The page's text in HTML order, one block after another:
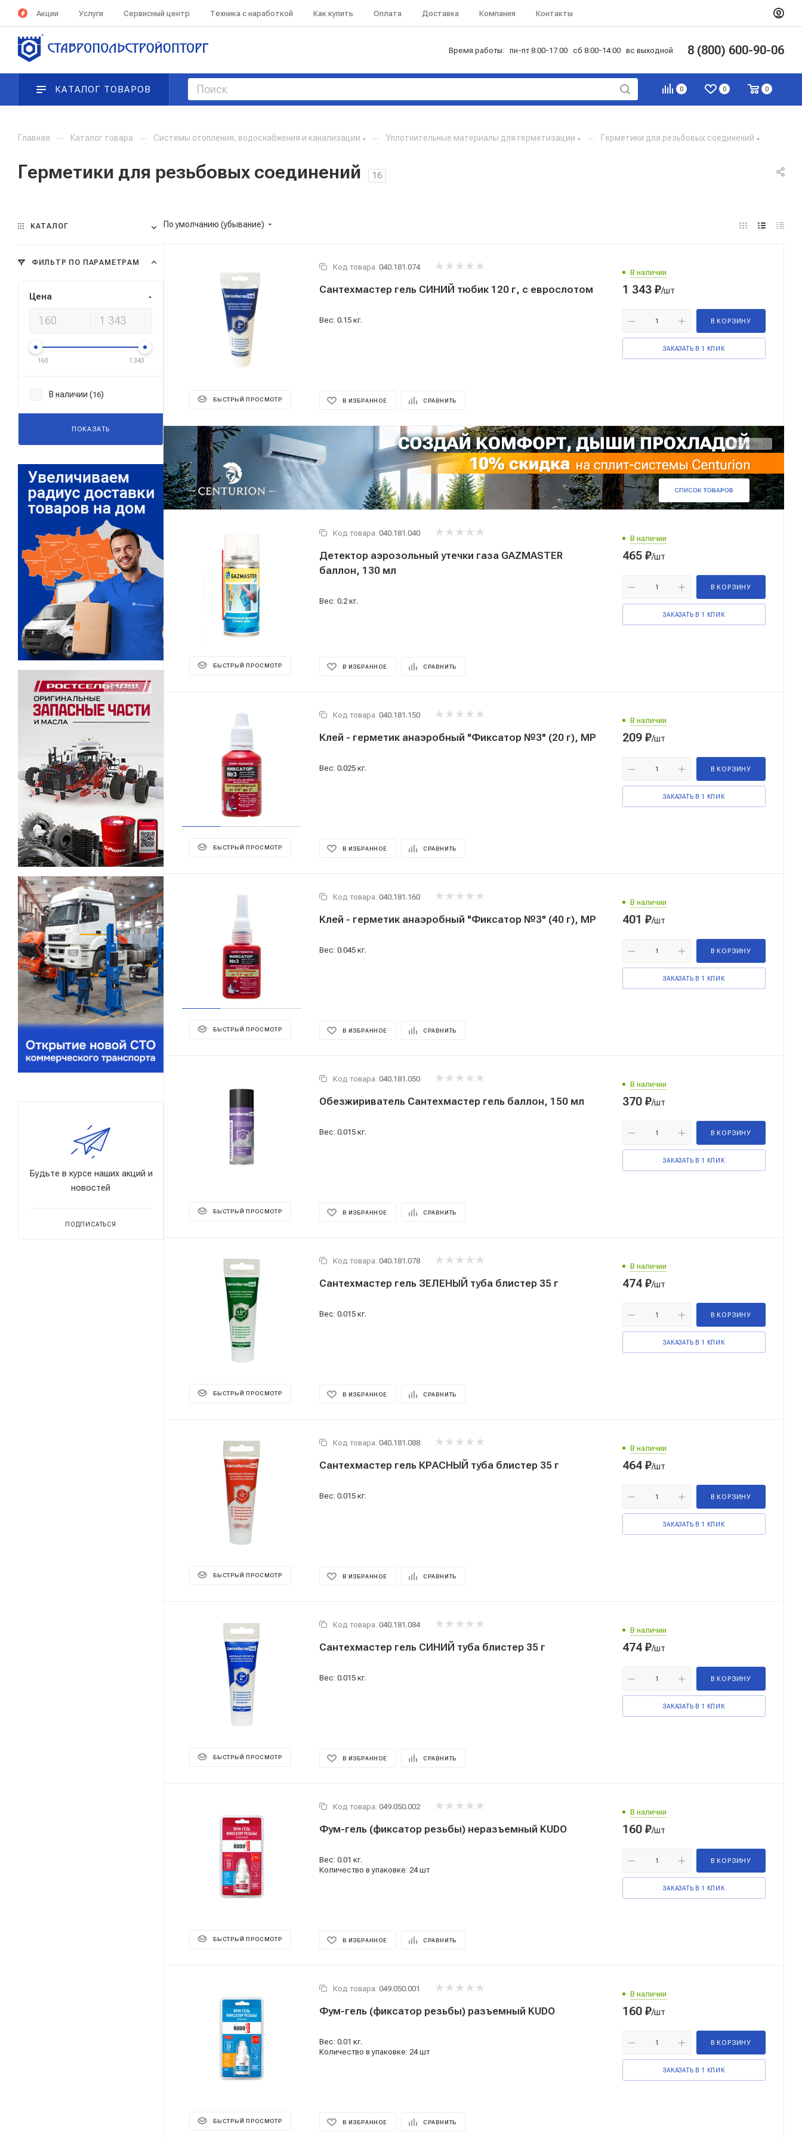
Акции Услуги Сервисный центр Техника с наработкой Как купить Оплата Доставка Компания Контакты
Время работы: пн-пт 8:00-17:00 сб 8:00-14:00 вс выходной 8 (800) 600-90-06
0 0 0
КАТАЛОГ ТОВАРОВ
Главная — Каталог товара — Системы отопления, водоснабжения и канализации — Уплотнительные материалы для герметизации — Герметики для резьбовых соединений
Герметики для резьбовых соединений 16
По умолчанию (убывание)
БЫСТРЫЙ ПРОСМОТР
Код товара: 040.181.074
Сантехмастер гель СИНИЙ тюбик 120 г, с еврослотом
Вес: 0.15 кг.
В ИЗБРАННОЕ СРАВНИТЬ
В наличии
1 343 ₽/шт
В КОРЗИНУ
ЗАКАЗАТЬ В 1 КЛИК
Реклама ⋮
БЫСТРЫЙ ПРОСМОТР
Код товара: 040.181.040
Детектор аэрозольный утечки газа GAZMASTER
баллон, 130 мл
Вес: 0.2 кг.
В ИЗБРАННОЕ СРАВНИТЬ
В наличии
465 ₽/шт
В КОРЗИНУ
ЗАКАЗАТЬ В 1 КЛИК
БЫСТРЫЙ ПРОСМОТР
Код товара: 040.181.150
Клей - герметик анаэробный "Фиксатор №3" (20 г), MP
Вес: 0.025 кг.
В ИЗБРАННОЕ СРАВНИТЬ
В наличии
209 ₽/шт
В КОРЗИНУ
ЗАКАЗАТЬ В 1 КЛИК
БЫСТРЫЙ ПРОСМОТР
Код товара: 040.181.160
Клей - герметик анаэробный "Фиксатор №3" (40 г), MP
Вес: 0.045 кг.
В ИЗБРАННОЕ СРАВНИТЬ
В наличии
401 ₽/шт
В КОРЗИНУ
ЗАКАЗАТЬ В 1 КЛИК
БЫСТРЫЙ ПРОСМОТР
Код товара: 040.181.050
Обезжириватель Сантехмастер гель баллон, 150 мл
Вес: 0.015 кг.
В ИЗБРАННОЕ СРАВНИТЬ
В наличии
370 ₽/шт
В КОРЗИНУ
ЗАКАЗАТЬ В 1 КЛИК
БЫСТРЫЙ ПРОСМОТР
Код товара: 040.181.078
Сантехмастер гель ЗЕЛЕНЫЙ туба блистер 35 г
Вес: 0.015 кг.
В ИЗБРАННОЕ СРАВНИТЬ
В наличии
474 ₽/шт
В КОРЗИНУ
ЗАКАЗАТЬ В 1 КЛИК
БЫСТРЫЙ ПРОСМОТР
Код товара: 040.181.088
Сантехмастер гель КРАСНЫЙ туба блистер 35 г
Вес: 0.015 кг.
В ИЗБРАННОЕ СРАВНИТЬ
В наличии
464 ₽/шт
В КОРЗИНУ
ЗАКАЗАТЬ В 1 КЛИК
БЫСТРЫЙ ПРОСМОТР
Код товара: 040.181.084
Сантехмастер гель СИНИЙ туба блистер 35 г
Вес: 0.015 кг.
В ИЗБРАННОЕ СРАВНИТЬ
В наличии
474 ₽/шт
В КОРЗИНУ
ЗАКАЗАТЬ В 1 КЛИК
БЫСТРЫЙ ПРОСМОТР
Код товара: 049.050.002
Фум-гель (фиксатор резьбы) неразъемный KUDO
Вес: 0.01 кг.
Количество в упаковке: 24 шт
В ИЗБРАННОЕ СРАВНИТЬ
В наличии
160 ₽/шт
В КОРЗИНУ
ЗАКАЗАТЬ В 1 КЛИК
БЫСТРЫЙ ПРОСМОТР
Код товара: 049.050.001
Фум-гель (фиксатор резьбы) разъемный KUDO
Вес: 0.01 кг.
Количество в упаковке: 24 шт
В ИЗБРАННОЕ СРАВНИТЬ
В наличии
160 ₽/шт
В КОРЗИНУ
ЗАКАЗАТЬ В 1 КЛИК
КАТАЛОГ
ФИЛЬТР ПО ПАРАМЕТРАМ
Цена
160 1 343
В наличии (16)
ПОКАЗАТЬ
Реклама ⋮
Будьте в курсе наших акций и
новостей
ПОДПИСАТЬСЯ